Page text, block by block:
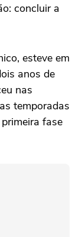
concluir a
esteve em
anos de
nas
temporadas
fase